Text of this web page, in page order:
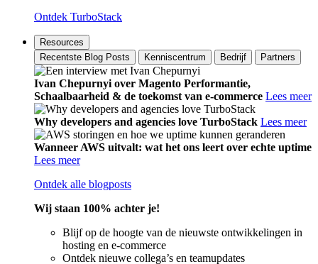
Ontdek TurboStack
Resources
Recentste Blog Posts
Kenniscentrum Bedrijf Partners
Ivan Chepurnyi over Magento Performantie,
Schaalbaarheid & de toekomst van e-commerce Lees meer
Why developers and agencies love TurboStack Lees meer
Wanneer AWS uitvalt: wat het ons leert over echte uptime
Lees meer
Ontdek alle blogposts
Wij staan 100% achter je!
Blijf op de hoogte van de nieuwste ontwikkelingen in
hosting en e-commerce
Ontdek nieuwe collega’s en teamupdates